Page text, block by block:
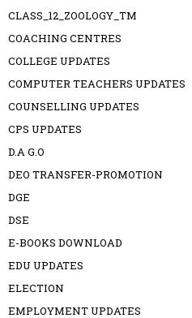
CLASS_12_ZOOLOGY_TM
COACHING CENTRES
COLLEGE UPDATES
COMPUTER TEACHERS UPDATES
COUNSELLING UPDATES
CPS UPDATES
D.A G.O
DEO TRANSFER-PROMOTION
DGE
DSE
E-BOOKS DOWNLOAD
EDU UPDATES
ELECTION
EMPLOYMENT UPDATES